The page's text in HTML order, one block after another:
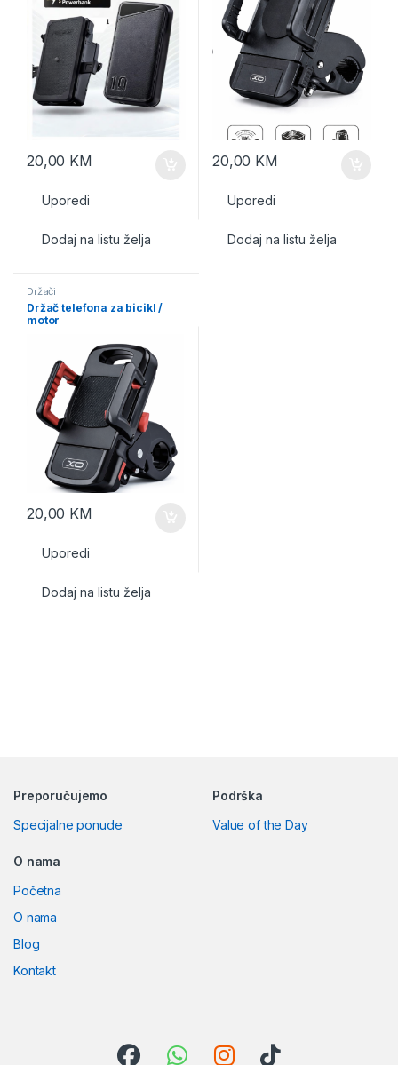
20,00 KM
Uporedi
Dodaj na listu želja
20,00 KM
Uporedi
Dodaj na listu želja
Držači
Držač telefona za bicikl /
motor
20,00 KM
Uporedi
Dodaj na listu želja
Preporučujemo
Specijalne ponude
Podrška
Value of the Day
O nama
Početna
O nama
Blog
Kontakt